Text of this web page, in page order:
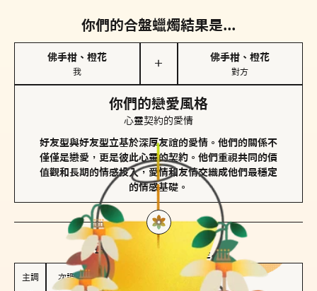
你們的合盤蠟燭結果是...
佛手柑、橙花
我
＋
佛手柑、橙花
對方
你們的戀愛風格
心靈契約的愛情
好友型與好友型立基於深厚友誼的愛情。他們的關係不
僅僅是戀愛，更是彼此心靈的契約。他們重視共同的價
值觀和長期的情感投入，愛情和友情交織成他們最穩定
的情感基礎。
對方 的主調蠟燭是...
主調 次調